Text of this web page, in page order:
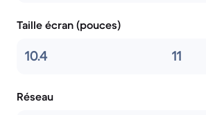
Taille écran (pouces)
10.4 11
Réseau